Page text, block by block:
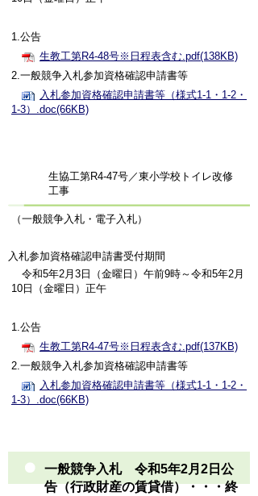
1.公告
生教工第R4-48号※日程表含む.pdf(138KB)
2.一般競争入札参加資格確認申請書等
入札参加資格確認申請書等（様式1-1・1-2・
1-3）.doc(66KB)
生協工第R4-47号／東小学校トイレ改修
工事
（一般競争入札・電子入札）
入札参加資格確認申請書受付期間
令和5年2月3日（金曜日）午前9時～令和5年2月
10日（金曜日）正午
1.公告
生教工第R4-47号※日程表含む.pdf(137KB)
2.一般競争入札参加資格確認申請書等
入札参加資格確認申請書等（様式1-1・1-2・
1-3）.doc(66KB)
一般競争入札 令和5年2月2日公
告（行政財産の賃貸借）・・・終